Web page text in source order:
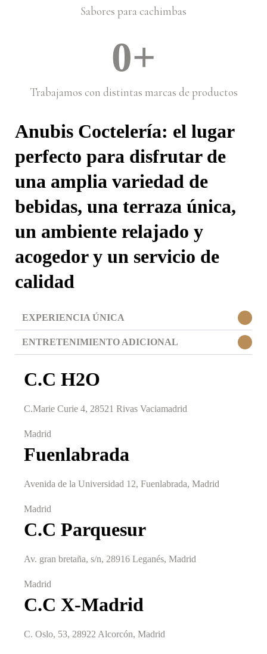
Sabores para cachimbas
Trabajamos con distintas marcas de productos
0+
Anubis Coctelería: el lugar
perfecto para disfrutar de
una amplia variedad de
bebidas, una terraza única,
un ambiente relajado y
acogedor y un servicio de
calidad
EXPERIENCIA ÚNICA
ENTRETENIMIENTO ADICIONAL
C.C H2O
C.Marie Curie 4, 28521 Rivas Vaciamadrid
Madrid
Fuenlabrada
Avenida de la Universidad 12, Fuenlabrada, Madrid
Madrid
C.C Parquesur
Av. gran bretaña, s/n, 28916 Leganés, Madrid
Madrid
C.C X-Madrid
C. Oslo, 53, 28922 Alcorcón, Madrid